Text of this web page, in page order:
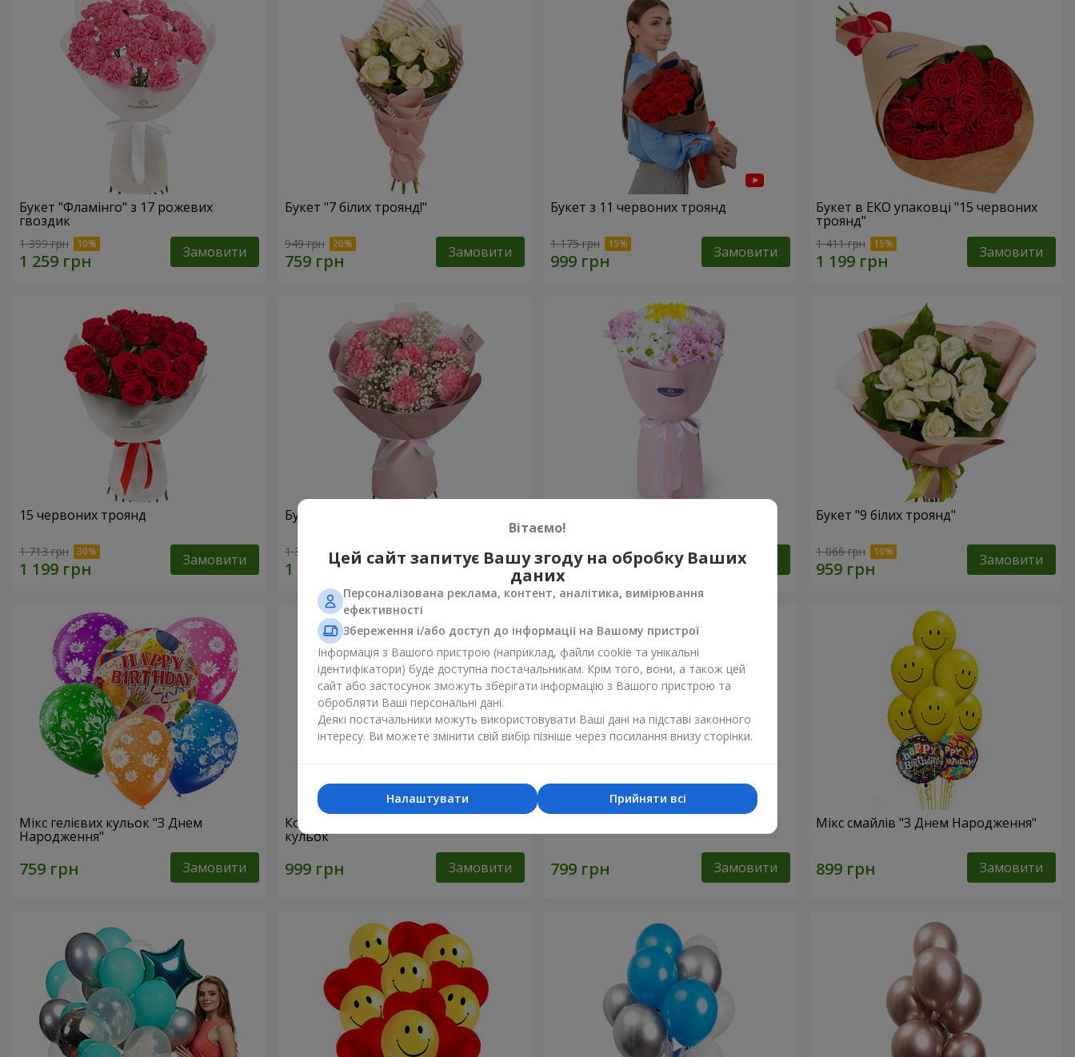
Букет "Фламінго" з 17 рожевих
гвоздик
1 399 грн Замовити
Букет "7 білих троянд!"
949 грн Замовити
Букет з 11 червоних троянд
1 175 грн Замовити
Букет в ЕКО упаковці "15 червоних
троянд"
1 411 грн Замовити
15 червоних троянд
1 713 грн Замовити
Букет "Королева Карибського моря"
1 374 грн Замовити 1 199 грн Замовити
Букет "9 білих троянд"
1 066 грн Замовити
Мікс гелієвих кульок "З Днем
Народження"
Замовити
Колекція кульок "Фламінго" - 9
кульок
Замовити
Замовити
Мікс смайлів "З Днем Народження"
Замовити
Вітаємо!
Цей сайт запитує Вашу згоду на обробку Ваших
даних
Персоналізована реклама, контент, аналітика, вимірювання
ефективності
Збереження і/або доступ до інформації на Вашому пристрої
Інформація з Вашого пристрою (наприклад, файли cookie та унікальні
ідентифікатори) буде доступна постачальникам. Крім того, вони, а також цей
сайт або застосунок зможуть зберігати інформацію з Вашого пристрою та
обробляти Ваші персональні дані.
Деякі постачальники можуть використовувати Ваші дані на підставі законного
інтересу. Ви можете змінити свій вибір пізніше через посилання внизу сторінки.
Прийняти всі
Налаштувати